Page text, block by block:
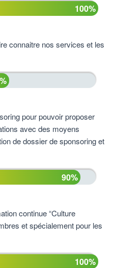
100%
connaitre nos services et les
pour pouvoir proposer
avec des moyens
de dossier de sponsoring et
90%
continue “Culture
et spécialement pour les
100%